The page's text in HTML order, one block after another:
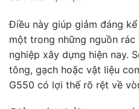
Điều này giúp giảm đáng
một trong những nguồn
nghiệp xây dựng hiện nay.
tông, gạch hoặc vật liệu
G550 có lợi thế rõ rệt về